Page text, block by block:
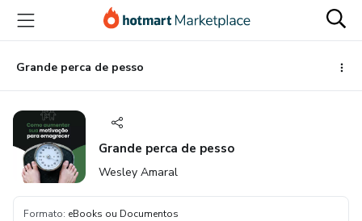
para
conteúdo
principal
para
pagamento
para
rodapé
Grande perca de pesso
Grande perca de pesso
Wesley Amaral
Formato: eBooks ou Documentos